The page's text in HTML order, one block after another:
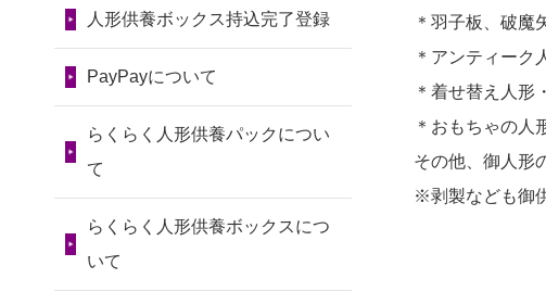
＊羽子板、破魔
＊アンティーク
＊着せ替え人形
＊おもちゃの人
その他、御人形
※剥製なども御
2026/07/30 15:59
2026/07/30 08:46
東京都の方からお申込み
2026/07/08誰も住んでいない
実家の片付けを始めました。
...
2026/07/06 9年間自由が丘店を
見守ってくれてありがとう。
2026/07/05
しっかりとお人形
お願いできますか？
2024/01/13供養後の通知はも
らえますか？
第79回人形供養祭
令和7年8月2日(土)
第78回人形供養祭
令和7年6月20日(金)
第76回人形供養祭
人形供養ボックス持込完了登録
PayPayについて
らくらく人形供養パックについ
て
らくらく人形供養ボックスにつ
いて